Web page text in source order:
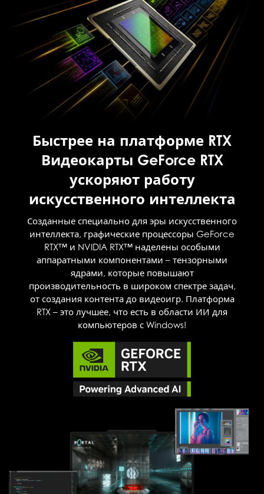
Быстрее на платформе RTX
Видеокарты GeForce RTX
ускоряют работу
искусственного интеллекта
Созданные специально для эры искусственного
интеллекта, графические процессоры GeForce
RTX™ и NVIDIA RTX™ наделены особыми
аппаратными компонентами – тензорными
ядрами, которые повышают
производительность в широком спектре задач,
от создания контента до видеоигр. Платформа
RTX – это лучшее, что есть в области ИИ для
компьютеров с Windows!